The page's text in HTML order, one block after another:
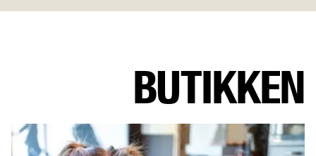
Se alle aktiviteter
BUTIKKEN